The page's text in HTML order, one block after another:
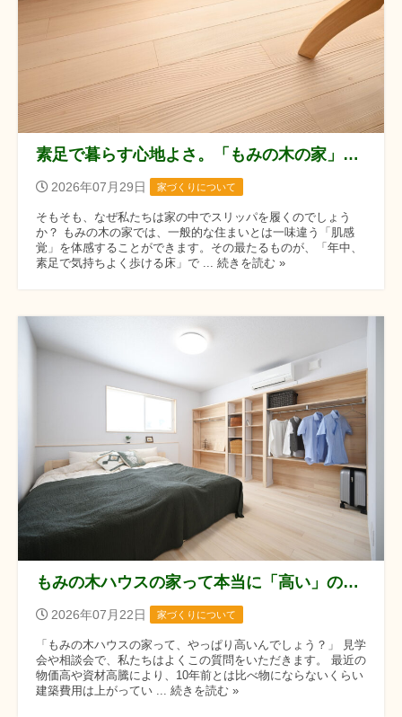
素足で暮らす心地よさ。「もみの木の家」にスリッパがいらない理由
2026年07月29日 家づくりについて
そもそも、なぜ私たちは家の中でスリッパを履くのでしょう
か？ もみの木の家では、一般的な住まいとは一味違う「肌感
覚」を体感することができます。その最たるものが、「年中、
素足で気持ちよく歩ける床」で ... 続きを読む »
もみの木ハウスの家って本当に「高い」の？建築費高騰の今だからこそ知りたい、コストの真実
2026年07月22日 家づくりについて
「もみの木ハウスの家って、やっぱり高いんでしょう？」 見学
会や相談会で、私たちはよくこの質問をいただきます。 最近の
物価高や資材高騰により、10年前とは比べ物にならないくらい
建築費用は上がってい ... 続きを読む »